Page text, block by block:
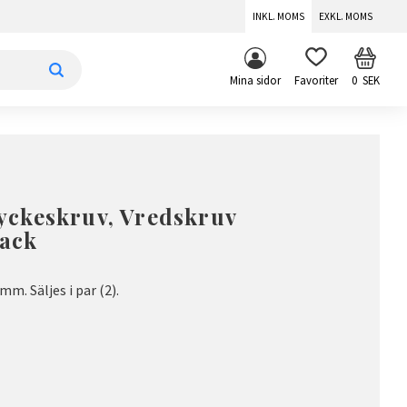
INKL. MOMS EXKL. MOMS
Mina sidor FAVORITER 0SEK
Vredskruv
Säljes i par (2).